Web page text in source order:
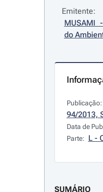
Emitente:
MUSAMI
do
Publicação:
94/2013,
Data de
Parte: L -
SUMÁRIO